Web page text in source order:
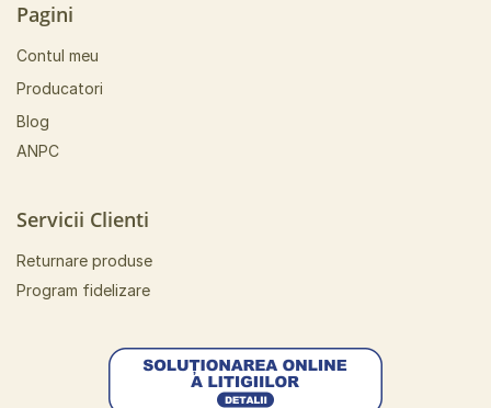
Pagini
Contul meu
Producatori
Blog
ANPC
Servicii Clienti
Returnare produse
Program fidelizare